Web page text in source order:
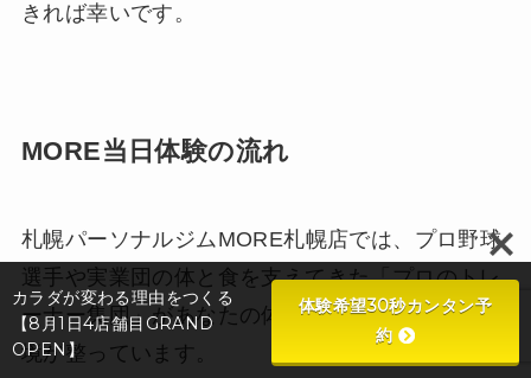
きれば幸いです。
MORE当日体験の流れ
札幌パーソナルジムMORE札幌店では、プロ野球
選手や実業団の体と食を支えてきた「プロのトレ
ーナー集団」があなたの体を全力サポートする環
境が整っています。
カラダが変わる理由をつくる
【8月1日4店舗目GRAND
OPEN】
体験希望30秒カンタン予
約